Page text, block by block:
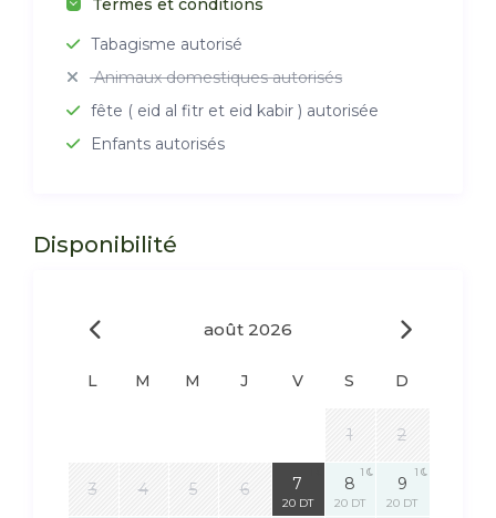
Termes et conditions
Tabagisme autorisé
Animaux domestiques autorisés
fête ( eid al fitr et eid kabir ) autorisée
Enfants autorisés
Disponibilité
août 2026
L M M J V S D
1 2
3 4 5 6 7
20 DT
8
20 DT
1
9
20 DT
1